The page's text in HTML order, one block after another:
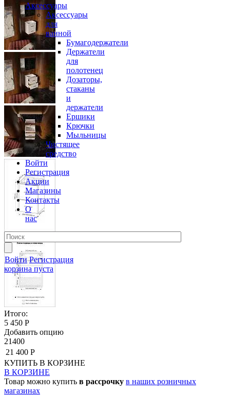
Аксессуары
Аксессуары
для
ванной
Бумагодержатели
Держатели
для
полотенец
Дозаторы,
стаканы
и
держатели
Ершики
Крючки
Мыльницы
Чистящее
средство
Войти
Регистрация
Акции
Магазины
Контакты
О
нас
Войти Регистрация
корзина пуста
Итого:
5 450 Р
Добавить опцию
21400
21 400 Р
КУПИТЬ В КОРЗИНЕ
В КОРЗИНЕ
Товар можно купить в рассрочку в наших розничных
магазинах